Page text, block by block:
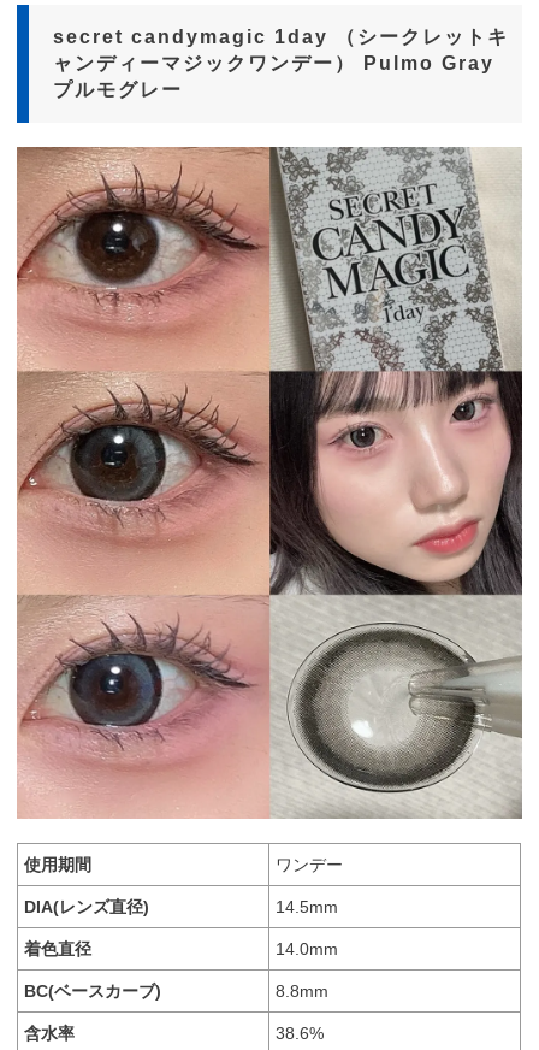
secret candymagic 1day （シークレットキ
ャンディーマジックワンデー） Pulmo Gray
プルモグレー
使用期間 ワンデー
DIA(レンズ直径) 14.5mm
着色直径 14.0mm
BC(ベースカーブ) 8.8mm
含水率 38.6%